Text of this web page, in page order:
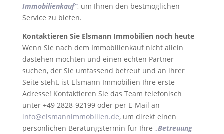
Immobilienkauf“, um Ihnen den bestmöglichen
Service zu bieten.
Kontaktieren Sie Elsmann Immobilien noch heute
Wenn Sie nach dem Immobilienkauf nicht allein
dastehen möchten und einen echten Partner
suchen, der Sie umfassend betreut und an ihrer
Seite steht, ist Elsmann Immobilien Ihre erste
Adresse! Kontaktieren Sie das Team telefonisch
unter +49 2828-92199 oder per E-Mail an
info@elsmannimmobilien.de, um direkt einen
persönlichen Beratungstermin für Ihre „Betreuung